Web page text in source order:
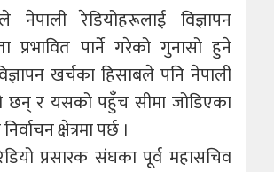
नेपाली रेडियोहरूलाई विज्ञापन
प्रभावित पार्ने गरेको गुनासो हुने
खर्चका हिसाबले पनि नेपाली
र यसको पहुँच सीमा जोडिएका
क्षेत्रमा पर्छ ।
प्रसारक संघका पूर्व महासचिव